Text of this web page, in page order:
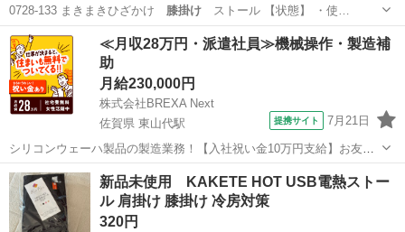
0728-133 まきまきひざかけ 膝掛け ストール 【状態】 ・使…
千葉 千葉市 寝具 膝掛け
≪月収28万円・派遣社員≫機械操作・製造補
助
月給230,000円
株式会社BREXA Next
佐賀県 東山代駅
提携サイト 7月21日
シリコンウェーハ製品の製造業務！【入社祝い金10万円支給】お友達
やカップルとの応募OK◎年間休日129日＆休出なしでプライベート充
実♪業務はクリーンルームで快適作業◎自社正社員登用制度あり★1食
300円～の格安食堂あり！《佐...
佐賀 伊万里市 東山代駅
新品未使用 KAKETE HOT USB電熱ストー
ル 肩掛け 膝掛け 冷房対策
320円